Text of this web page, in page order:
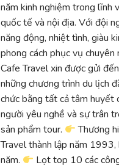
năm kinh nghiệm trong lĩnh
quốc tế và nội địa. Với đội
năng động, nhiệt tình, giàu
phong cách phục vụ chuyên
Cafe Travel xin được gửi
những chương trình du lịch
chức bằng tất cả tâm huyết
người yêu nghề và sự trân
sản phẩm tour.
Thương
Travel thành lập năm 1993,
năm.
Lọt top 10 các